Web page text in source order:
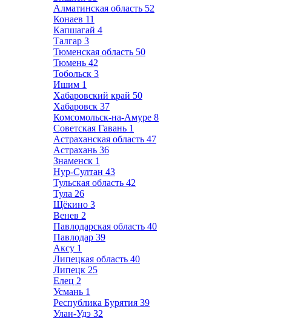
Алматинская область 52
Конаев 11
Капшагай 4
Талгар 3
Тюменская область 50
Тюмень 42
Тобольск 3
Ишим 1
Хабаровский край 50
Хабаровск 37
Комсомольск-на-Амуре 8
Советская Гавань 1
Астраханская область 47
Астрахань 36
Знаменск 1
Нур-Султан 43
Тульская область 42
Тула 26
Щёкино 3
Венев 2
Павлодарская область 40
Павлодар 39
Аксу 1
Липецкая область 40
Липецк 25
Елец 2
Усмань 1
Республика Бурятия 39
Улан-Удэ 32